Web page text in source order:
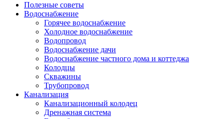
Полезные советы
Водоснабжение
Горячее водоснабжение
Холодное водоснабжение
Водопровод
Водоснабжение дачи
Водоснабжение частного дома и коттеджа
Колодцы
Скважины
Трубопровод
Канализация
Канализационный колодец
Дренажная система